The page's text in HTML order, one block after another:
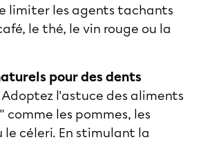
limiter les agents tachants
le thé, le vin rouge ou la
pour des dents
Adoptez l'astuce des aliments
comme les pommes, les
le céleri. En stimulant la